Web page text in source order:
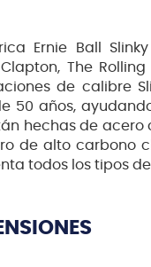
Ernie Ball
The Rolling
de calibre
50 años,
hechas de
de alto carbono
todos los tipos